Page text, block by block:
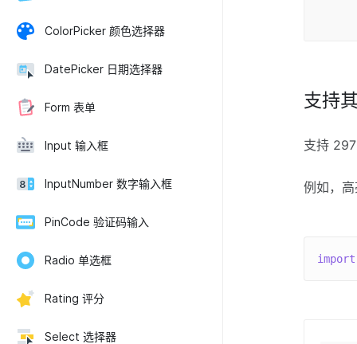
ColorPicker 颜色选择器
DatePicker 日期选择器
Form 表单
Input 输入框
InputNumber 数字输入框
PinCode 验证码输入
Radio 单选框
Rating 评分
Select 选择器
支持
支持
例如，
import